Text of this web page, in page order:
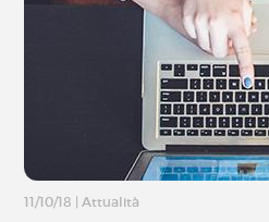
11/10/18 Attualità